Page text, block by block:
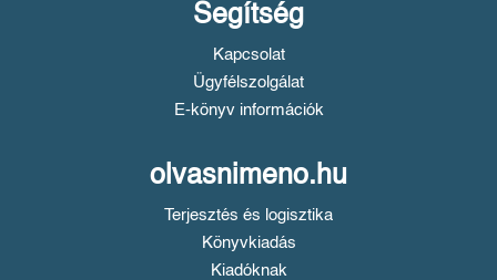
Segítség
Kapcsolat
Ügyfélszolgálat
E-könyv információk
olvasnimeno.hu
Terjesztés és logisztika
Könyvkiadás
Kiadóknak